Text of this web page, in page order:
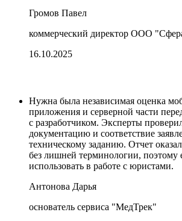
Громов Павел
коммерческий директор ООО
16.10.2025
Нужна была независимая оценка
приложения и серверной части
с разработчиком. Эксперты
документацию и соответствие
техническому заданию. Отчет
без лишней терминологии, поэтому
использовать в работе с юристами.
Антонова Дарья
основатель сервиса "МедТрек"